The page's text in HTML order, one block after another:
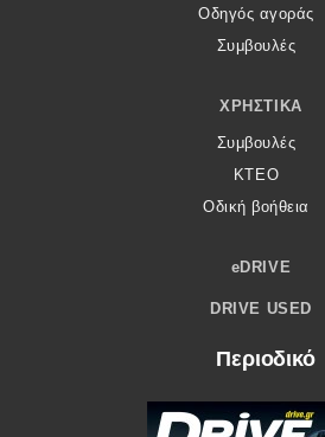
Οδηγός αγοράς
Συμβουλές
ΧΡΗΣΤΙΚΆ
Συμβουλές
ΚΤΕΟ
Οδική βοήθεια
eDRIVE
DRIVE USED
Περιοδικό